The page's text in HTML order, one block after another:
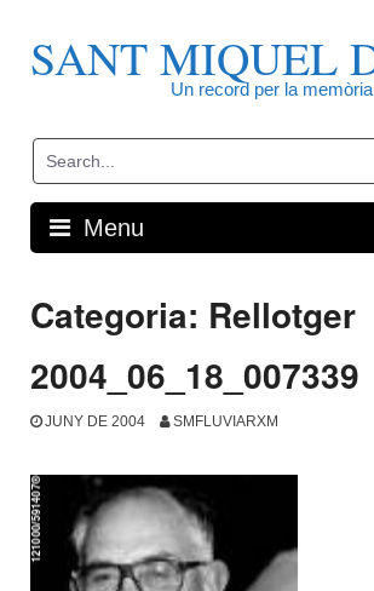
contentSANT MIQUEL
Un record per la memòria
Menu
Categoria: Rellotger
2004_06_18_007339
JUNY DE 2004 SMFLUVIARXM